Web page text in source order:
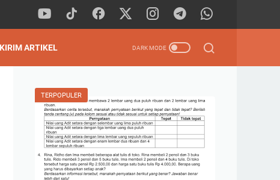
KIRIM ARTIKEL
TERPOPULER